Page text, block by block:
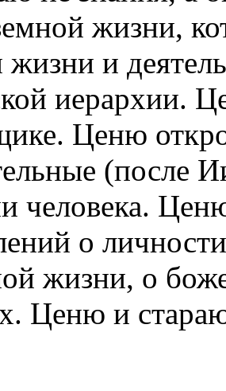
жизни,
жизни и
иерархии.
Ценю
(после
человека.
о
жизни, о
Ценю и